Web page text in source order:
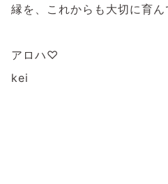
縁を、これからも大切に育ん
アロハ♡
kei